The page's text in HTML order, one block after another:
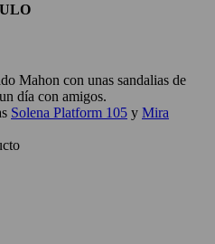
Mahon con unas sandalias de
día con amigos.
Solena Platform 105 y Mira